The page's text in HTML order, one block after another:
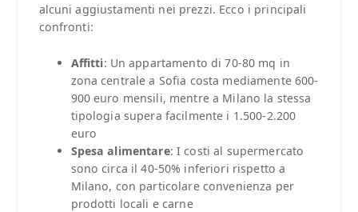
alcuni aggiustamenti nei prezzi. Ecco i principali
confronti:
Affitti: Un appartamento di 70-80 mq in
zona centrale a Sofia costa mediamente 600-
900 euro mensili, mentre a Milano la stessa
tipologia supera facilmente i 1.500-2.200
euro
Spesa alimentare: I costi al supermercato
sono circa il 40-50% inferiori rispetto a
Milano, con particolare convenienza per
prodotti locali e carne